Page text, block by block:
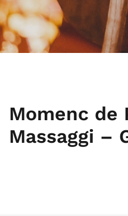
Momenc de
Massaggi –